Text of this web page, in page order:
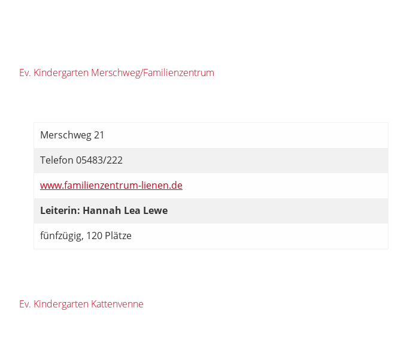
Ev. Kindergarten Merschweg/Familienzentrum
Merschweg 21
Telefon 05483/222
www.familienzentrum-lienen.de
Leiterin: Hannah Lea Lewe
fünfzügig, 120 Plätze
Ev. Kindergarten Kattenvenne